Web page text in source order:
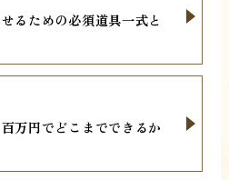
るための必須道具一式と
万円でどこまでできるか